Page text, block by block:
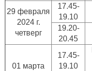
29 февраля
2024 г.
четверг
17.45-
19.10
19.20-
20.45
01 марта
17.45-
19.10